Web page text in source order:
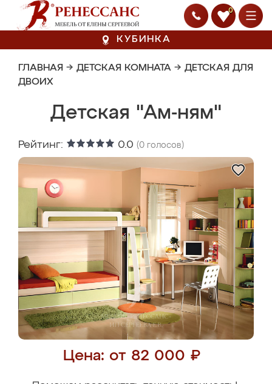
0
КУБИНКА
ГЛАВНАЯ → ДЕТСКАЯ КОМНАТА → ДЕТСКАЯ ДЛЯ
ДВОИХ
Детская "Ам-ням"
Рейтинг: 0.0 (0 голосов)
Цена: от 82 000 ₽